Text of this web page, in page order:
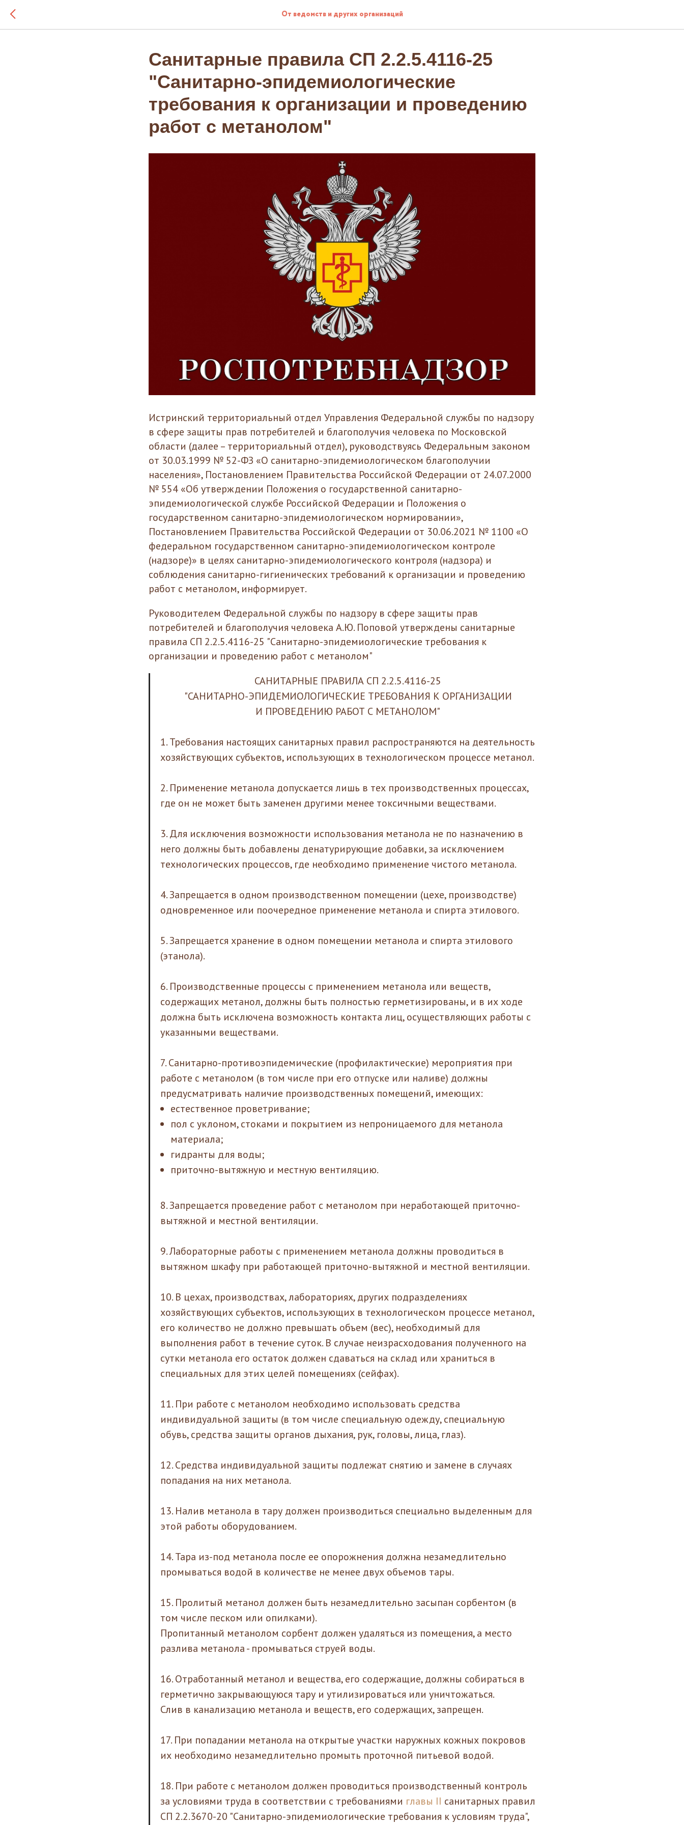
От ведомств и других организаций
Санитарные правила СП 2.2.5.4116-25
"Санитарно-эпидемиологические
требования к организации и проведению
работ с метанолом"
Истринский территориальный отдел Управления Федеральной службы по надзору
в сфере защиты прав потребителей и благополучия человека по Московской
области (далее – территориальный отдел), руководствуясь Федеральным законом
от 30.03.1999 № 52-ФЗ «О санитарно-эпидемиологическом благополучии
населения», Постановлением Правительства Российской Федерации от 24.07.2000
№ 554 «Об утверждении Положения о государственной санитарно-
эпидемиологической службе Российской Федерации и Положения о
государственном санитарно-эпидемиологическом нормировании»,
Постановлением Правительства Российской Федерации от 30.06.2021 № 1100 «О
федеральном государственном санитарно-эпидемиологическом контроле
(надзоре)» в целях санитарно-эпидемиологического контроля (надзора) и
соблюдения санитарно-гигиенических требований к организации и проведению
работ с метанолом, информирует.
Руководителем Федеральной службы по надзору в сфере защиты прав
потребителей и благополучия человека А.Ю. Поповой утверждены санитарные
правила СП 2.2.5.4116-25 "Санитарно-эпидемиологические требования к
организации и проведению работ с метанолом"
САНИТАРНЫЕ ПРАВИЛА СП 2.2.5.4116-25
"САНИТАРНО-ЭПИДЕМИОЛОГИЧЕСКИЕ ТРЕБОВАНИЯ К ОРГАНИЗАЦИИ
И ПРОВЕДЕНИЮ РАБОТ С МЕТАНОЛОМ"
1. Требования настоящих санитарных правил распространяются на деятельность
хозяйствующих субъектов, использующих в технологическом процессе метанол.
2. Применение метанола допускается лишь в тех производственных процессах,
где он не может быть заменен другими менее токсичными веществами.
3. Для исключения возможности использования метанола не по назначению в
него должны быть добавлены денатурирующие добавки, за исключением
технологических процессов, где необходимо применение чистого метанола.
4. Запрещается в одном производственном помещении (цехе, производстве)
одновременное или поочередное применение метанола и спирта этилового.
5. Запрещается хранение в одном помещении метанола и спирта этилового
(этанола).
6. Производственные процессы с применением метанола или веществ,
содержащих метанол, должны быть полностью герметизированы, и в их ходе
должна быть исключена возможность контакта лиц, осуществляющих работы с
указанными веществами.
7. Санитарно-противоэпидемические (профилактические) мероприятия при
работе с метанолом (в том числе при его отпуске или наливе) должны
предусматривать наличие производственных помещений, имеющих:
естественное проветривание;
пол с уклоном, стоками и покрытием из непроницаемого для метанола
материала;
гидранты для воды;
приточно-вытяжную и местную вентиляцию.
8. Запрещается проведение работ с метанолом при неработающей приточно-
вытяжной и местной вентиляции.
9. Лабораторные работы с применением метанола должны проводиться в
вытяжном шкафу при работающей приточно-вытяжной и местной вентиляции.
10. В цехах, производствах, лабораториях, других подразделениях
хозяйствующих субъектов, использующих в технологическом процессе метанол,
его количество не должно превышать объем (вес), необходимый для
выполнения работ в течение суток. В случае неизрасходования полученного на
сутки метанола его остаток должен сдаваться на склад или храниться в
специальных для этих целей помещениях (сейфах).
11. При работе с метанолом необходимо использовать средства
индивидуальной защиты (в том числе специальную одежду, специальную
обувь, средства защиты органов дыхания, рук, головы, лица, глаз).
12. Средства индивидуальной защиты подлежат снятию и замене в случаях
попадания на них метанола.
13. Налив метанола в тару должен производиться специально выделенным для
этой работы оборудованием.
14. Тара из-под метанола после ее опорожнения должна незамедлительно
промываться водой в количестве не менее двух объемов тары.
15. Пролитый метанол должен быть незамедлительно засыпан сорбентом (в
том числе песком или опилками).
Пропитанный метанолом сорбент должен удаляться из помещения, а место
разлива метанола - промываться струей воды.
16. Отработанный метанол и вещества, его содержащие, должны собираться в
герметично закрывающуюся тару и утилизироваться или уничтожаться.
Слив в канализацию метанола и веществ, его содержащих, запрещен.
17. При попадании метанола на открытые участки наружных кожных покровов
их необходимо незамедлительно промыть проточной питьевой водой.
18. При работе с метанолом должен проводиться производственный контроль
за условиями труда в соответствии с требованиями главы II санитарных правил
СП 2.2.3670-20 "Санитарно-эпидемиологические требования к условиям труда",